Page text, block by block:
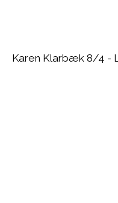
Karen Klarbæk 8/4 -